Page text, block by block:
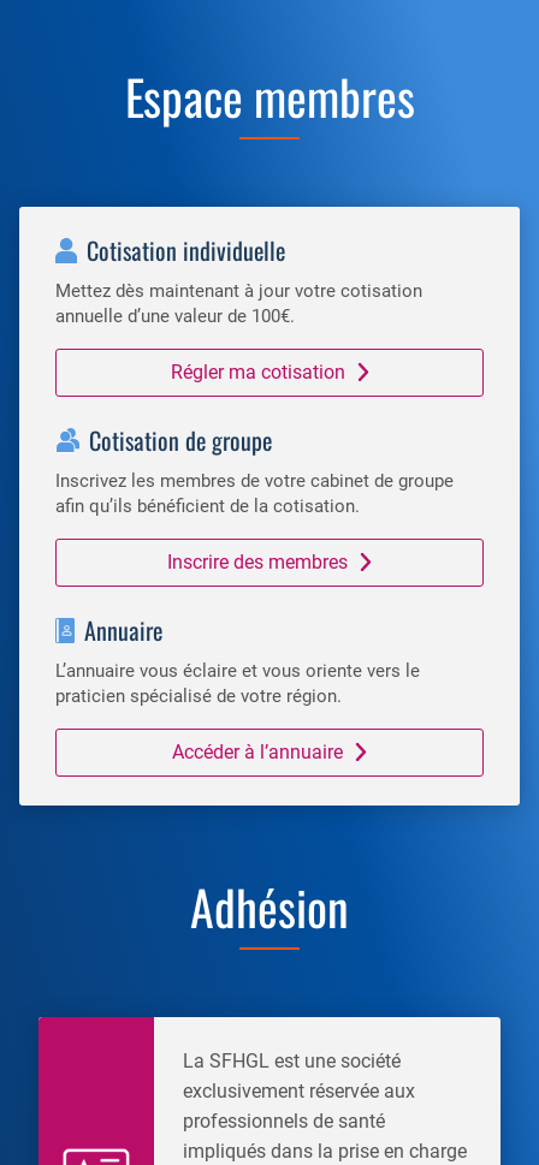
Espace membres
Cotisation individuelle
Mettez dès maintenant à jour votre cotisation
annuelle d’une valeur de 100€.
Régler ma cotisation
Cotisation de groupe
Inscrivez les membres de votre cabinet de groupe
afin qu’ils bénéficient de la cotisation.
Inscrire des membres
Annuaire
L’annuaire vous éclaire et vous oriente vers le
praticien spécialisé de votre région.
Accéder à l’annuaire
Adhésion
La SFHGL est une société
exclusivement réservée aux
professionnels de santé
impliqués dans la prise en charge